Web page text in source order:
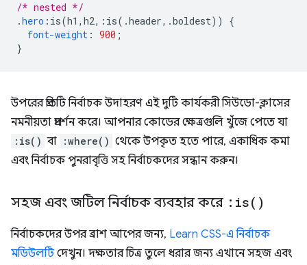
/* nested */
.hero : is(h1 , h2,: is(.header,.boldest))
{
font-weight : 900 ;
}
উপরের প্রতিটি নির্বাচক উদাহরণ এই দুটি কার্যকরী সিউডো-ক্লাসের
নমনীয়তা প্রদর্শন করে। আপনার কোডের ক্ষেত্রগুলি খুঁজে পেতে যা
:is() বা :where() থেকে উপকৃত হতে পারে, একাধিক কমা
এবং নির্বাচক পুনরাবৃত্তি সহ নির্বাচকদের সন্ধান করুন।
সহজ এবং জটিল নির্বাচক ব্যবহার করে : is( )
নির্বাচকদের উপর ব্রাশ আপের জন্য, Learn CSS-এ নির্বাচক
মডিউলটিদেখুন। দক্ষতার চিত্র তুলে ধরার জন্য এখানে সহজ এবং